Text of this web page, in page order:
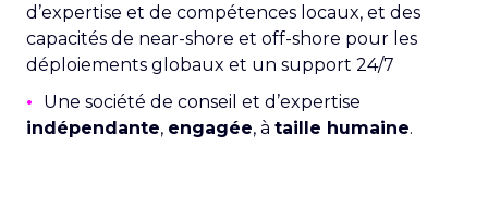
d’expertise et de compétences locaux, et des
capacités de near-shore et off-shore pour les
déploiements globaux et un support 24/7
• Une société de conseil et d’expertise
indépendante, engagée, à taille humaine.